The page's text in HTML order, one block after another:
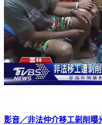
影音／非法仲介移工剝削曝